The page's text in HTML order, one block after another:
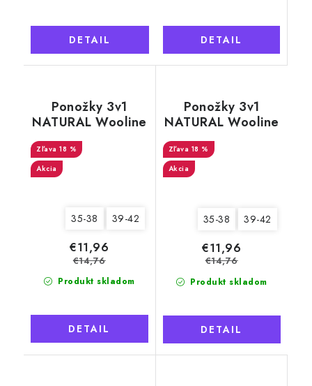
DETAIL DETAIL
Ponožky 3v1
NATURAL Wooline
Wool 6, dámske
18 %
Akcia
35-38 39-42
Produkt skladom
€11,96
€14,76
DETAIL
Ponožky 3v1
NATURAL Wooline
Wool 4, dámske
18 %
Akcia
35-38 39-42
Produkt skladom
€11,96
€14,76
DETAIL